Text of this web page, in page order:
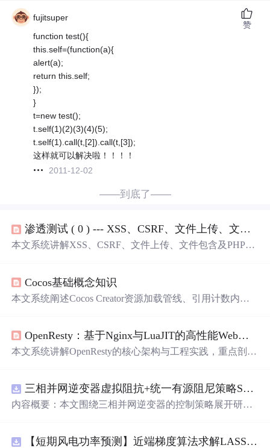
fujitsuper
function test(){
this.self=(function(a){
alert(a);
return this.self;
});
}
t=new test();
t.self(1)(2)(3)(4)(5);
t.self(1).call(t,[2]).call(t,[3]);
这样就可以解决啦！！！！
2011-12-02
赞
——到底了——
渗透测试 ( 0 ) --- XSS、CSRF、文件上传、文件包含、反序列化漏洞
本文系统讲解XSS、CSRF、文件上传、文件包含及PHP反
（DVWA/Pikachu）、Payload构造、绕过技巧（前端/后端
验证绕过、__wakeup绕过）及主流工具（XSpear、XSSe
测试实战需求。
Cocos基础概念知识
本文系统阐述Cocos Creator资源加载管线、引用计数内存
判）、自定义动画及跨平台资源兼容策略。重点涵盖资源
预加载/异步加载实现、动态合批与GPU Instancing原理、
原生）。
OpenResty：基于Nginx与LuaJIT的高性能Web平台架构与实践
本文系统讲解OpenResty的核心架构与工程实践，重点剖析
等）的Lua指令应用、阶段化开发模式及API网关实战；涵
盖环境搭建、配置优化、共享字典、子请求、性能调优与
三相并网逆变器虚拟阻抗+统一有源阻尼策略SVPWM+SPWM调制仿真
内容概要：本文围绕三相并网逆变器的控制策略展开研
（正弦脉宽调制）两种调制方式在Simulink平台下的仿真建
【短期风电功率预测】近端梯度算法求解LASSO分位数回归-短期风电功率预测研究（Matlab代码实现）